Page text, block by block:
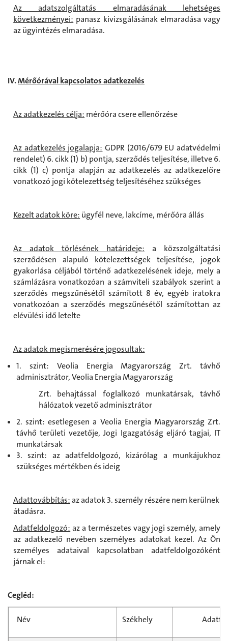
Az adatszolgáltatás elmaradásának lehetséges
következményei: panasz kivizsgálásának elmaradása vagy
az ügyintézés elmaradása.
IV.Mérőórával kapcsolatos adatkezelés
Az adatkezelés célja: mérőóra csere ellenőrzése
Az adatkezelés jogalapja: GDPR (2016/679 EU adatvédelmi
rendelet) 6. cikk (1) b) pontja, szerződés teljesítése, illetve 6.
cikk (1) c) pontja alapján az adatkezelés az adatkezelőre
vonatkozó jogi kötelezettség teljesítéséhez szükséges
Kezelt adatok köre: ügyfél neve, lakcíme, mérőóra állás
Az adatok törlésének határideje: a közszolgáltatási
szerződésen alapuló kötelezettségek teljesítése, jogok
gyakorlása céljából történő adatkezelésének ideje, mely a
számlázásra vonatkozóan a számviteli szabályok szerint a
szerződés megszűnésétől számított 8 év, egyéb iratokra
vonatkozóan a szerződés megszűnésétől számítottan az
elévülési idő letelte
Az adatok megismerésére jogosultak:
1. szint: Veolia Energia Magyarország Zrt. távhő
adminisztrátor, Veolia Energia Magyarország
Zrt. behajtással foglalkozó munkatársak, távhő
hálózatok vezető adminisztrátor
2. szint: esetlegesen a Veolia Energia Magyarország Zrt.
távhő területi vezetője, Jogi Igazgatóság eljáró tagjai, IT
munkatársak
3. szint: az adatfeldolgozó, kizárólag a munkájukhoz
szükséges mértékben és ideig
Adattovábbítás:az adatok 3. személy részére nem kerülnek
átadásra.
Adatfeldolgozó: az a természetes vagy jogi személy, amely
az adatkezelő nevében személyes adatokat kezel. Az Ön
személyes adataival kapcsolatban adatfeldolgozóként
járnak el:
Cegléd:
Név Székhely